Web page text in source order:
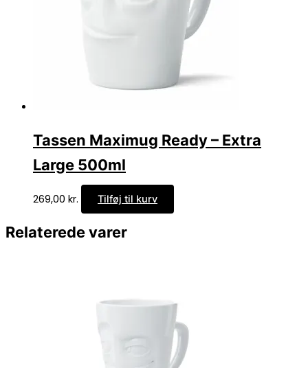
Tassen Maximug Ready – Extra
Large 500ml
269,00 kr. Tilføj til kurv
Relaterede varer